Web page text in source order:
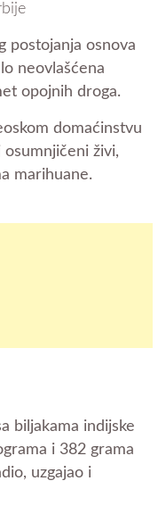
postojanja osnova
neovlašćena
opojnih droga.
domaćinstvu
živi,
marihuane.
biljakama indijske
i 382 grama
uzgajao i